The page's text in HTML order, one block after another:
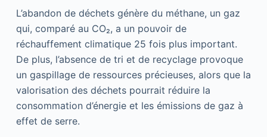
L’abandon de déchets génère du méthane, un gaz
qui, comparé au CO₂, a un pouvoir de
réchauffement climatique 25 fois plus important.
De plus, l’absence de tri et de recyclage provoque
un gaspillage de ressources précieuses, alors que la
valorisation des déchets pourrait réduire la
consommation d’énergie et les émissions de gaz à
effet de serre.